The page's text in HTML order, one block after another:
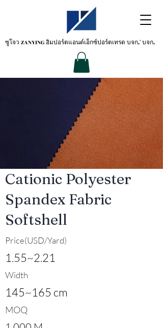
ซูโจว ZANYINGอิมปอร์ตแอนด์เอ็กซ์ปอร์ตเทรด บจก.' บจก.
Cationic Polyester
Spandex Fabric
Softshell
Price(USD/Yard)
1.55~2.21
Width
145~165 cm
MOQ